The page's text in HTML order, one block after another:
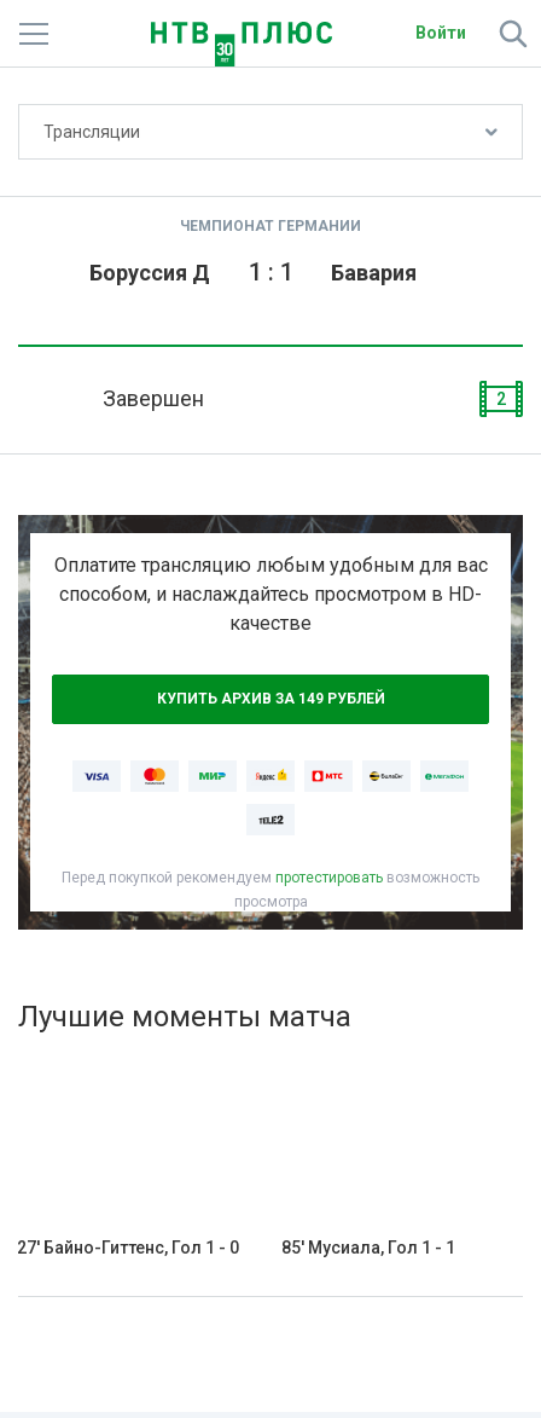
Войти
Активировать промокод
Трансляции
ЧЕМПИОНАТ ГЕРМАНИИ
Боруссия Д Бавария
1 : 1
Завершен 2
Оплатите трансляцию любым удобным для вас
способом, и наслаждайтесь просмотром в HD-
качестве
КУПИТЬ АРХИВ ЗА 149 РУБЛЕЙ
Перед покупкой рекомендуем протестировать возможность
просмотра
Лучшие моменты матча
27' Байно-Гиттенс, Гол 1 - 0 85' Мусиала, Гол 1 - 1